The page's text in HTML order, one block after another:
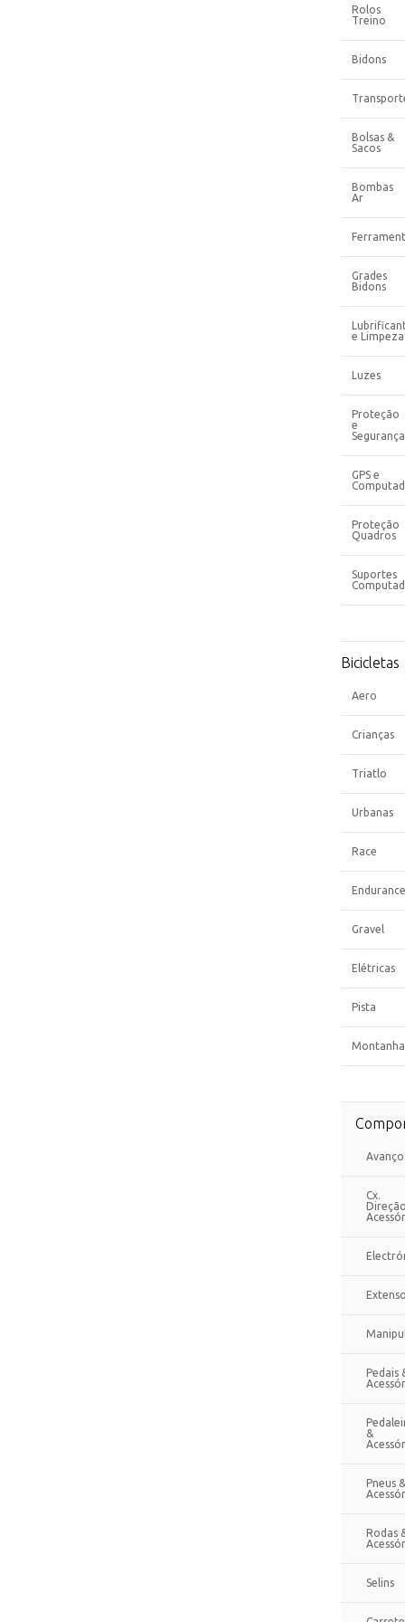
Rolos
Treino
Bidons
Bolsas &
Sacos
Bombas
Ar
Grades
Bidons
e Limpeza
Luzes
Proteção
e
Segurança
GPS e
Proteção
Quadros
Suportes
Bicicletas
Aero
Crianças
Triatlo
Urbanas
Race
Endurance
Gravel
Elétricas
Pista
Montanha
Cx.
Pedais
&
Pneus &
Rodas
Selins